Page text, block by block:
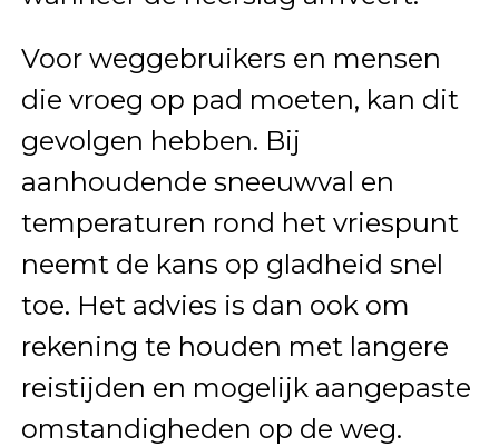
Voor weggebruikers en mensen
die vroeg op pad moeten, kan dit
gevolgen hebben. Bij
aanhoudende sneeuwval en
temperaturen rond het vriespunt
neemt de kans op gladheid snel
toe. Het advies is dan ook om
rekening te houden met langere
reistijden en mogelijk aangepaste
omstandigheden op de weg.